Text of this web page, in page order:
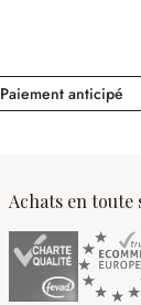
Paiement anticipé
Achats en toute